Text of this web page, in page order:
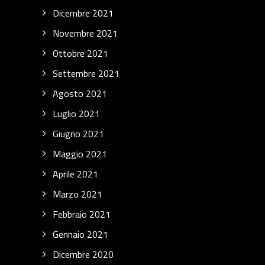
Dicembre 2021
Novembre 2021
Ottobre 2021
Settembre 2021
Agosto 2021
Luglio 2021
Giugno 2021
Maggio 2021
Aprile 2021
Marzo 2021
Febbraio 2021
Gennaio 2021
Dicembre 2020